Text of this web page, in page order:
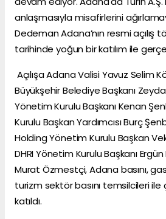
anlaşmasıyla misafirlerini
Dedeman Adana’nın resmi açılış
tarihinde yoğun bir katılım ile
Açılışa Adana Valisi Yavuz Selim
Büyükşehir Belediye Başkanı
Yönetim Kurulu Başkanı Kenan
Kurulu Başkan Yardımcısı Burç
Holding Yönetim Kurulu Başkan
DHRI Yönetim Kurulu Başkanı
Murat Özmestçi, Adana basını,
turizm sektör basını temsilcileri
katıldı.